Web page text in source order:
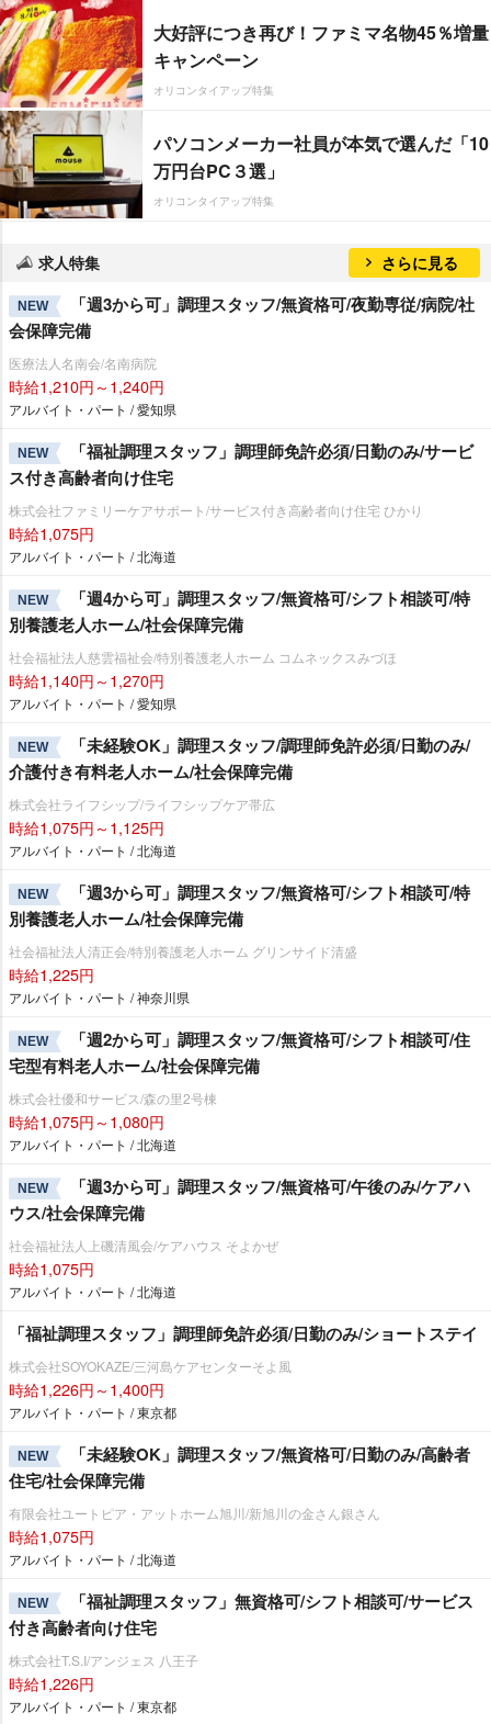
大好評につき再び！ファミマ名物45％増量
キャンペーン
オリコンタイアップ特集
パソコンメーカー社員が本気で選んだ「10
万円台PC３選」
オリコンタイアップ特集
求人特集 さらに見る
NEW
「週3から可」調理スタッフ/無資格可/夜勤専従/病院/社
会保障完備
医療法人名南会/名南病院
時給1,210円～1,240円
アルバイト・パート / 愛知県
NEW
「福祉調理スタッフ」調理師免許必須/日勤のみ/サービ
ス付き高齢者向け住宅
株式会社ファミリーケアサポート/サービス付き高齢者向け住宅 ひかり
時給1,075円
アルバイト・パート / 北海道
NEW
「週4から可」調理スタッフ/無資格可/シフト相談可/特
別養護老人ホーム/社会保障完備
社会福祉法人慈雲福祉会/特別養護老人ホーム コムネックスみづほ
時給1,140円～1,270円
アルバイト・パート / 愛知県
NEW
「未経験OK」調理スタッフ/調理師免許必須/日勤のみ/
介護付き有料老人ホーム/社会保障完備
株式会社ライフシップ/ライフシップケア帯広
時給1,075円～1,125円
アルバイト・パート / 北海道
NEW
「週3から可」調理スタッフ/無資格可/シフト相談可/特
別養護老人ホーム/社会保障完備
社会福祉法人清正会/特別養護老人ホーム グリンサイド清盛
時給1,225円
アルバイト・パート / 神奈川県
NEW
「週2から可」調理スタッフ/無資格可/シフト相談可/住
宅型有料老人ホーム/社会保障完備
株式会社優和サービス/森の里2号棟
時給1,075円～1,080円
アルバイト・パート / 北海道
NEW
「週3から可」調理スタッフ/無資格可/午後のみ/ケアハ
ウス/社会保障完備
社会福祉法人上磯清風会/ケアハウス そよかぜ
時給1,075円
アルバイト・パート / 北海道
「福祉調理スタッフ」調理師免許必須/日勤のみ/ショートステイ
株式会社SOYOKAZE/三河島ケアセンターそよ風
時給1,226円～1,400円
アルバイト・パート / 東京都
NEW
「未経験OK」調理スタッフ/無資格可/日勤のみ/高齢者
住宅/社会保障完備
有限会社ユートピア・アットホーム旭川/新旭川の金さん銀さん
時給1,075円
アルバイト・パート / 北海道
NEW
「福祉調理スタッフ」無資格可/シフト相談可/サービス
付き高齢者向け住宅
株式会社T.S.I/アンジェス 八王子
時給1,226円
アルバイト・パート / 東京都